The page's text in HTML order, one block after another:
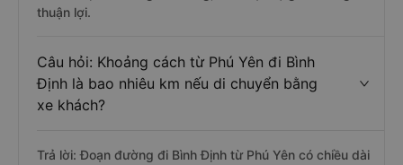
thuận lợi.
Câu hỏi: Khoảng cách từ Phú Yên đi Bình
Định là bao nhiêu km nếu di chuyển bằng
xe khách?
Trả lời: Đoạn đường đi Bình Định từ Phú Yên có chiều dài